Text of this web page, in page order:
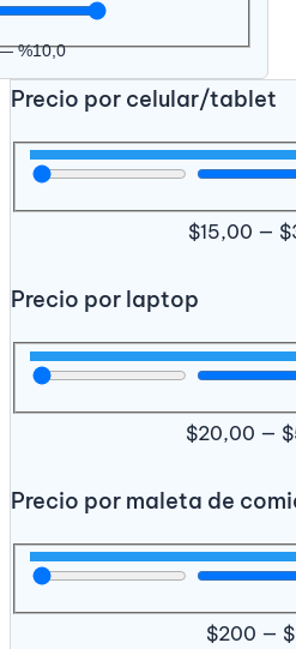
%10,0
Precio por celular/tablet
$15,00 — $
Precio por laptop
$20,00 — $
Precio por maleta de
$200 — $